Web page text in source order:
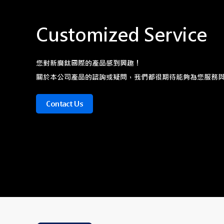
Customized Service
您對新廣鈦國際的產品感到興趣！
關於本公司產品的諮詢或疑問，我們都很期待能夠為您服務
Contact Us